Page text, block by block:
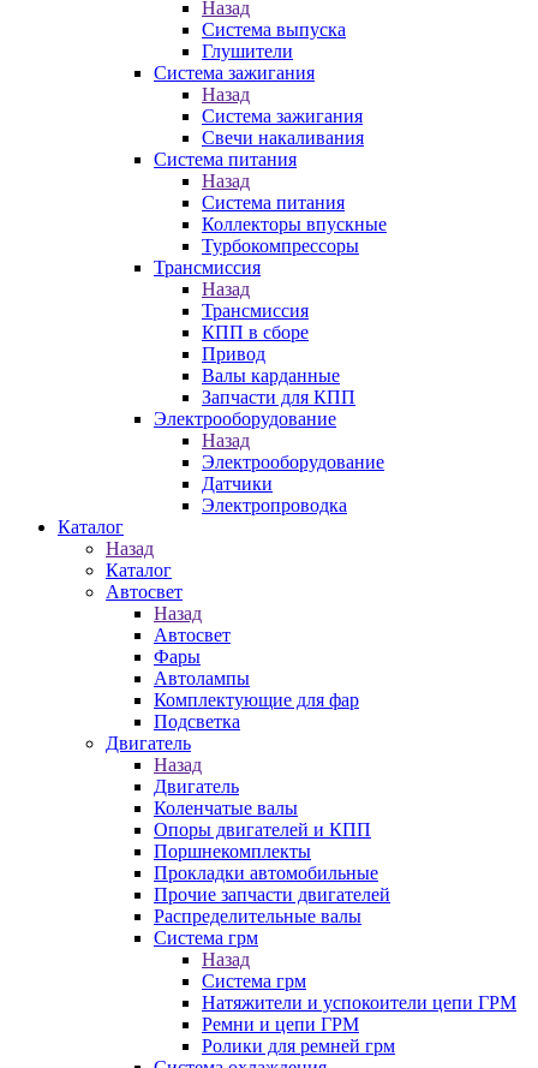
Назад
Система выпуска
Глушители
Система зажигания
Назад
Система зажигания
Свечи накаливания
Система питания
Назад
Система питания
Коллекторы впускные
Турбокомпрессоры
Трансмиссия
Назад
Трансмиссия
КПП в сборе
Привод
Валы карданные
Запчасти для КПП
Электрооборудование
Назад
Электрооборудование
Датчики
Электропроводка
Каталог
Назад
Каталог
Автосвет
Назад
Автосвет
Фары
Автолампы
Комплектующие для фар
Подсветка
Двигатель
Назад
Двигатель
Коленчатые валы
Опоры двигателей и КПП
Поршнекомплекты
Прокладки автомобильные
Прочие запчасти двигателей
Распределительные валы
Система грм
Назад
Система грм
Натяжители и успокоители цепи ГРМ
Ремни и цепи ГРМ
Ролики для ремней грм